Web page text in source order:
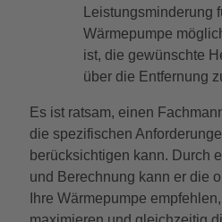
Leistungsminderung
Wärmepumpe
ist, die gewünschte
über die Entfernung
Es ist ratsam, einen
die spezifischen
berücksichtigen kann. Durch
und Berechnung kann er die
Ihre Wärmepumpe